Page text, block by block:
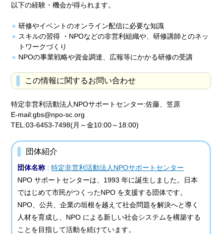
以下の経験・機会が得られます。
研修やイベントのオンライン配信に必要な知識
スキルの習得 ・NPOなどの非営利組織や、研修講師とのネッ
トワークづくり
NPOの事業戦略や資金調達、広報等にかかる研修の受講
この情報に関するお問い合わせ
特定非営利活動法人NPOサポートセンター:佐藤、笠原
E-mail:gbs@npo-sc.org
TEL:03-6453-7498(月～金10:00～18:00)
団体紹介
団体名称 :特定非営利活動法人NPOサポートセンター
NPO サポートセンターは、1993 年に誕生しました。日本
ではじめて市民がつくったNPO を支援する団体です。
NPO、公共、企業の垣根を越えて社会問題を解決へと導く
人材を育成し、NPO による新しい社会システムを構築する
ことを目指して活動を続けています。